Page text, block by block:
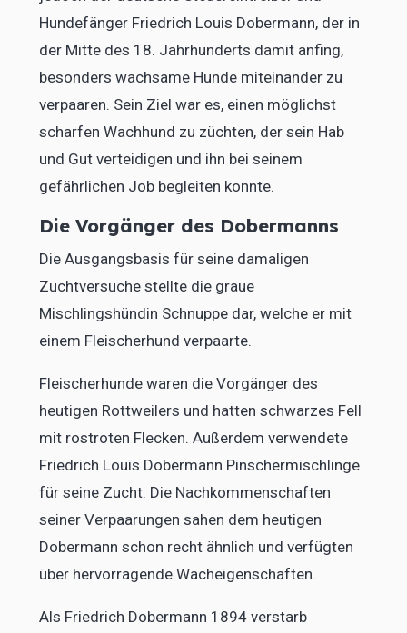
Hundefänger Friedrich Louis Dobermann, der in
der Mitte des 18. Jahrhunderts damit anfing,
besonders wachsame Hunde miteinander zu
verpaaren. Sein Ziel war es, einen möglichst
scharfen Wachhund zu züchten, der sein Hab
und Gut verteidigen und ihn bei seinem
gefährlichen Job begleiten konnte.
Die Vorgänger des Dobermanns
Die Ausgangsbasis für seine damaligen
Zuchtversuche stellte die graue
Mischlingshündin Schnuppe dar, welche er mit
einem Fleischerhund verpaarte.
Fleischerhunde waren die Vorgänger des
heutigen Rottweilers und hatten schwarzes Fell
mit rostroten Flecken. Außerdem verwendete
Friedrich Louis Dobermann Pinschermischlinge
für seine Zucht. Die Nachkommenschaften
seiner Verpaarungen sahen dem heutigen
Dobermann schon recht ähnlich und verfügten
über hervorragende Wacheigenschaften.
Als Friedrich Dobermann 1894 verstarb